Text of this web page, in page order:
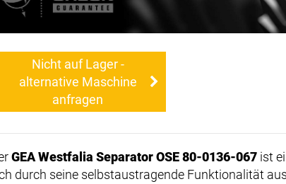
Nicht auf Lager -
alternative Maschine
anfragen
GEA Westfalia Separator OSE 80-0136-067 ist
durch seine selbstaustragende Funktionalität